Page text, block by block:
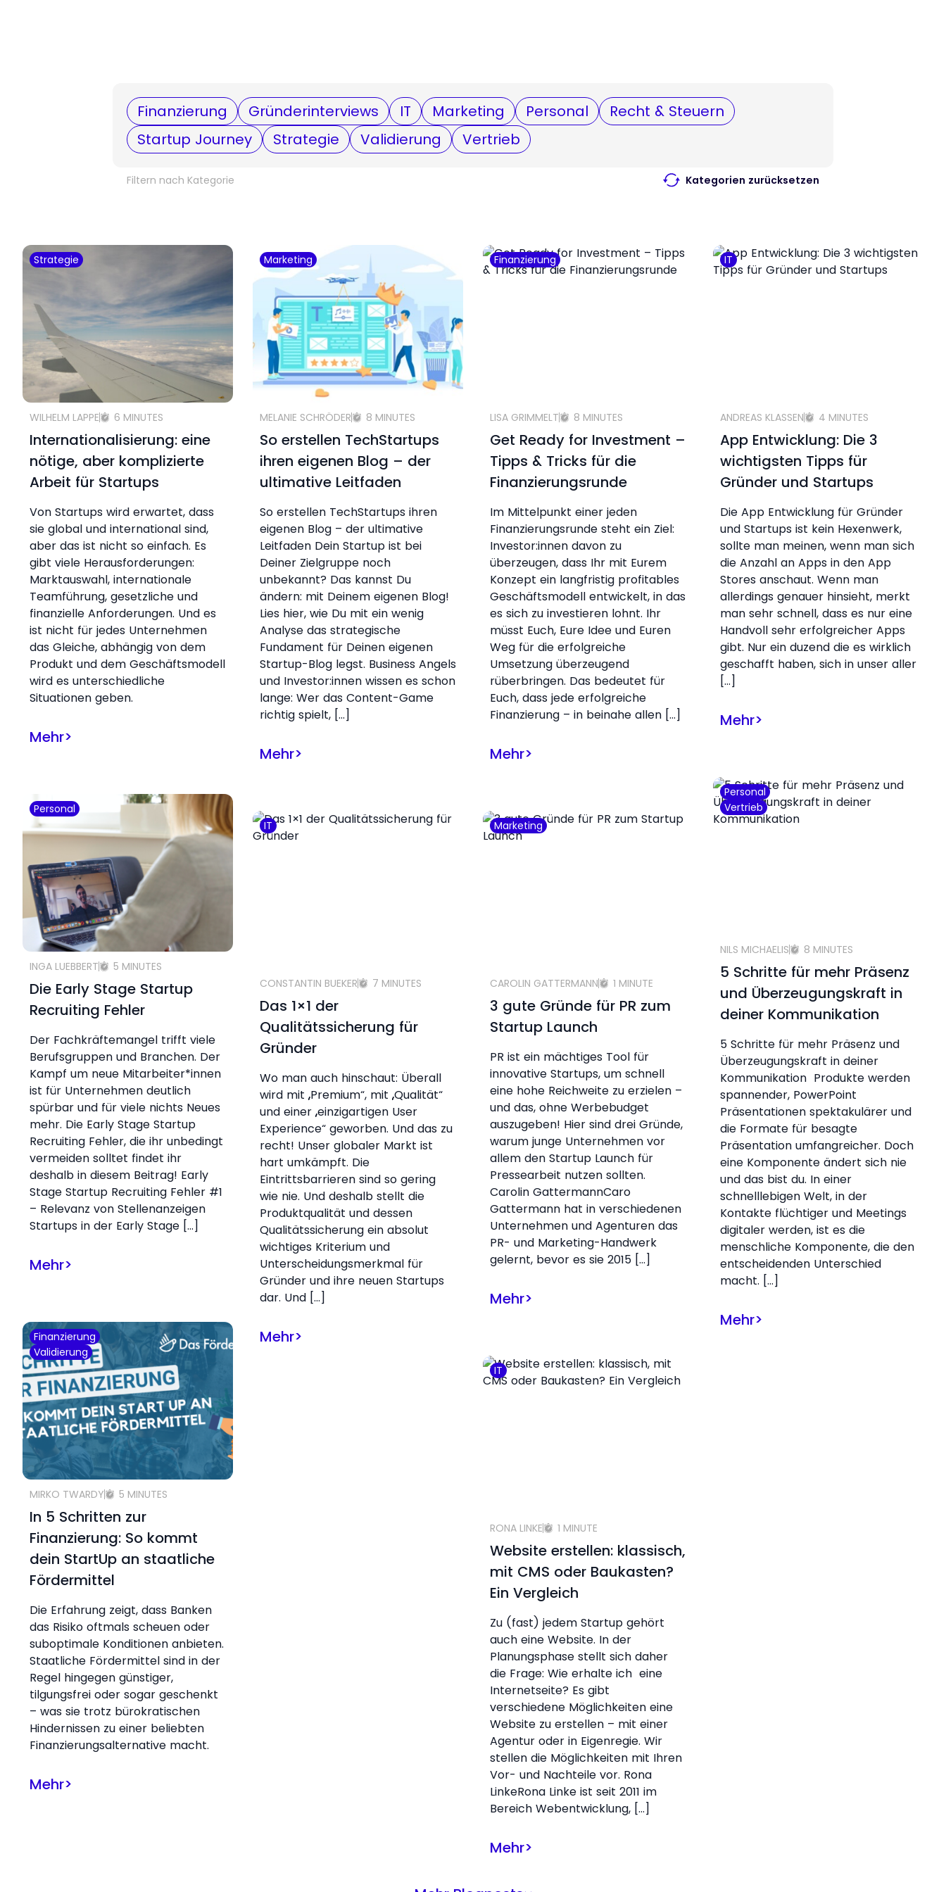
Finanzierung Gründerinterviews IT Marketing Personal
Recht & Steuern
Startup Journey
Strategie Validierung Vertrieb
Filtern nach Kategorie Kategorien zurücksetzen
Strategie
WILHELM LAPPE 6 MINUTES
Internationalisierung: eine
nötige, aber komplizierte
Arbeit für Startups
Von Startups wird erwartet, dass
sie global und international sind,
aber das ist nicht so einfach. Es
gibt viele Herausforderungen:
Marktauswahl, internationale
Teamführung, gesetzliche und
finanzielle Anforderungen. Und es
ist nicht für jedes Unternehmen
das Gleiche, abhängig von dem
Produkt und dem Geschäftsmodell
wird es unterschiedliche
Situationen geben.
Mehr>
Personal
INGA LUEBBERT 5 MINUTES
Die Early Stage Startup
Recruiting Fehler
Der Fachkräftemangel trifft viele
Berufsgruppen und Branchen. Der
Kampf um neue Mitarbeiter*innen
ist für Unternehmen deutlich
spürbar und für viele nichts Neues
mehr. Die Early Stage Startup
Recruiting Fehler, die ihr unbedingt
vermeiden solltet findet ihr
deshalb in diesem Beitrag! Early
Stage Startup Recruiting Fehler #1
– Relevanz von Stellenanzeigen
Startups in der Early Stage […]
Mehr>
Finanzierung
Validierung
MIRKO TWARDY 5 MINUTES
In 5 Schritten zur
Finanzierung: So kommt
dein StartUp an staatliche
Fördermittel
Die Erfahrung zeigt, dass Banken
das Risiko oftmals scheuen oder
suboptimale Konditionen anbieten.
Staatliche Fördermittel sind in der
Regel hingegen günstiger,
tilgungsfrei oder sogar geschenkt
– was sie trotz bürokratischen
Hindernissen zu einer beliebten
Finanzierungsalternative macht.
Mehr>
Marketing
MELANIE SCHRÖDER 8 MINUTES
So erstellen TechStartups
ihren eigenen Blog – der
ultimative Leitfaden
So erstellen TechStartups ihren
eigenen Blog – der ultimative
Leitfaden Dein Startup ist bei
Deiner Zielgruppe noch
unbekannt? Das kannst Du
ändern: mit Deinem eigenen Blog!
Lies hier, wie Du mit ein wenig
Analyse das strategische
Fundament für Deinen eigenen
Startup-Blog legst. Business Angels
und Investor:innen wissen es schon
lange: Wer das Content-Game
richtig spielt, […]
Mehr>
IT
CONSTANTIN BUEKER 7 MINUTES
Das 1×1 der
Qualitätssicherung für
Gründer
Wo man auch hinschaut: Überall
wird mit „Premium“, mit „Qualität“
und einer „einzigartigen User
Experience“ geworben. Und das zu
recht! Unser globaler Markt ist
hart umkämpft. Die
Eintrittsbarrieren sind so gering
wie nie. Und deshalb stellt die
Produktqualität und dessen
Qualitätssicherung ein absolut
wichtiges Kriterium und
Unterscheidungsmerkmal für
Gründer und ihre neuen Startups
dar. Und […]
Mehr>
Finanzierung
LISA GRIMMELT 8 MINUTES
Get Ready for Investment –
Tipps & Tricks für die
Finanzierungsrunde
Im Mittelpunkt einer jeden
Finanzierungsrunde steht ein Ziel:
Investor:innen davon zu
überzeugen, dass Ihr mit Eurem
Konzept ein langfristig profitables
Geschäftsmodell entwickelt, in das
es sich zu investieren lohnt. Ihr
müsst Euch, Eure Idee und Euren
Weg für die erfolgreiche
Umsetzung überzeugend
rüberbringen. Das bedeutet für
Euch, dass jede erfolgreiche
Finanzierung – in beinahe allen […]
Mehr>
Marketing
CAROLIN GATTERMANN 1 MINUTE
3 gute Gründe für PR zum
Startup Launch
PR ist ein mächtiges Tool für
innovative Startups, um schnell
eine hohe Reichweite zu erzielen –
und das, ohne Werbebudget
auszugeben! Hier sind drei Gründe,
warum junge Unternehmen vor
allem den Startup Launch für
Pressearbeit nutzen sollten.
Carolin GattermannCaro
Gattermann hat in verschiedenen
Unternehmen und Agenturen das
PR- und Marketing-Handwerk
gelernt, bevor es sie 2015 […]
Mehr>
IT
RONA LINKE 1 MINUTE
Website erstellen: klassisch,
mit CMS oder Baukasten?
Ein Vergleich
Zu (fast) jedem Startup gehört
auch eine Website. In der
Planungsphase stellt sich daher
die Frage: Wie erhalte ich eine
Internetseite? Es gibt
verschiedene Möglichkeiten eine
Website zu erstellen – mit einer
Agentur oder in Eigenregie. Wir
stellen die Möglichkeiten mit Ihren
Vor- und Nachteile vor. Rona
LinkeRona Linke ist seit 2011 im
Bereich Webentwicklung, […]
Mehr>
IT
ANDREAS KLASSEN 4 MINUTES
App Entwicklung: Die 3
wichtigsten Tipps für
Gründer und Startups
Die App Entwicklung für Gründer
und Startups ist kein Hexenwerk,
sollte man meinen, wenn man sich
die Anzahl an Apps in den App
Stores anschaut. Wenn man
allerdings genauer hinsieht, merkt
man sehr schnell, dass es nur eine
Handvoll sehr erfolgreicher Apps
gibt. Nur ein duzend die es wirklich
geschafft haben, sich in unser aller
[…]
Mehr>
Personal
Vertrieb
NILS MICHAELIS 8 MINUTES
5 Schritte für mehr Präsenz
und Überzeugungskraft in
deiner Kommunikation
5 Schritte für mehr Präsenz und
Überzeugungskraft in deiner
Kommunikation Produkte werden
spannender, PowerPoint
Präsentationen spektakulärer und
die Formate für besagte
Präsentation umfangreicher. Doch
eine Komponente ändert sich nie
und das bist du. In einer
schnelllebigen Welt, in der
Kontakte flüchtiger und Meetings
digitaler werden, ist es die
menschliche Komponente, die den
entscheidenden Unterschied
macht. […]
Mehr>